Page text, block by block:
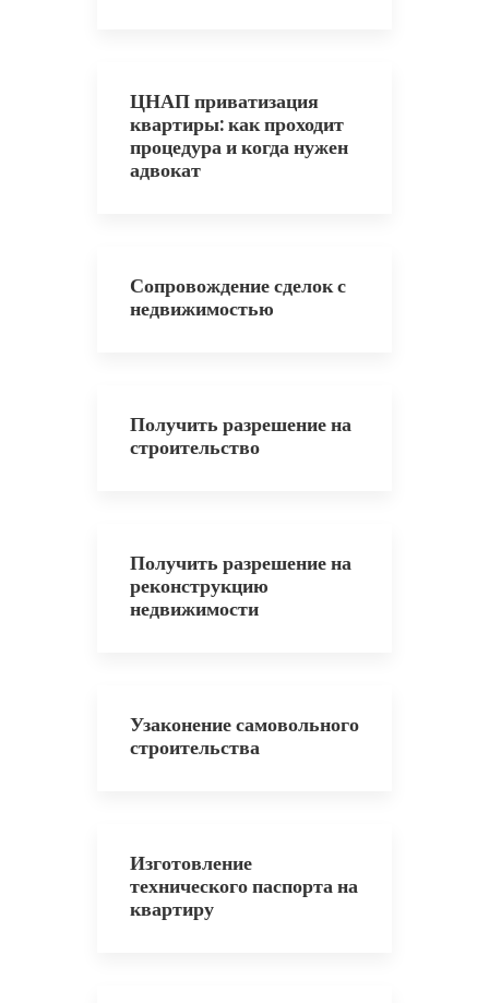
ЦНАП приватизация
квартиры: как проходит
процедура и когда нужен
адвокат
Сопровождение сделок с
недвижимостью
Получить разрешение на
строительство
Получить разрешение на
реконструкцию
недвижимости
Узаконение самовольного
строительства
Изготовление
технического паспорта на
квартиру